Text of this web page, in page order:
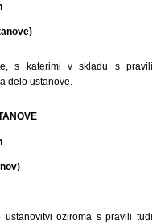
s katerimi v skladu s pravili
delo ustanove.
oziroma s pravili tudi